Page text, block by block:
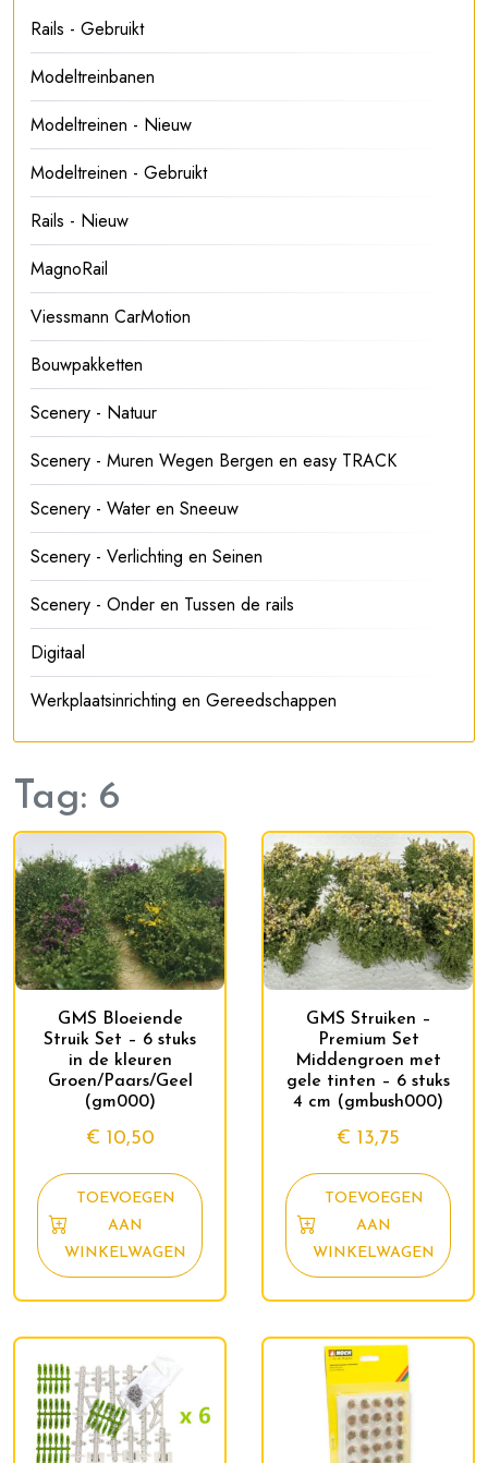
Tag: 6
GMS Bloeiende
Struik Set – 6 stuks
in de kleuren
Groen/Paars/Geel
(gm000)
€ 10,50
TOEVOEGEN
AAN
WINKELWAGEN
GMS Struiken –
Premium Set
Middengroen met
gele tinten – 6 stuks
4 cm (gmbush000)
€ 13,75
TOEVOEGEN
AAN
WINKELWAGEN
Rails - Gebruikt
Modeltreinbanen
Modeltreinen - Nieuw
Modeltreinen - Gebruikt
Rails - Nieuw
MagnoRail
Viessmann CarMotion
Bouwpakketten
Scenery - Natuur
Scenery - Muren Wegen Bergen en easy TRACK
Scenery - Water en Sneeuw
Scenery - Verlichting en Seinen
Scenery - Onder en Tussen de rails
Digitaal
Werkplaatsinrichting en Gereedschappen